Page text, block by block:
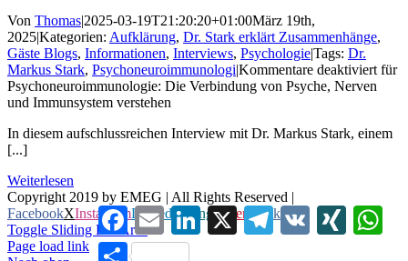
Von Thomas|2025-03-19T21:20:20+01:00März 19th,
2025|Kategorien: Aufklärung, Dr. Stark erklärt Zusammenhänge,
Gäste Blogs, Informationen, Interviews, Psychologie|Tags: Dr.
Markus Stark, Psychoneuroimmunologi|Kommentare deaktiviert für
Psychoneuroimmunologie: Die Verbindung von Psyche, Nerven
und Immunsystem verstehen
In diesem aufschlussreichen Interview mit Dr. Markus Stark, einem
[...]
Weiterlesen
Copyright 2019 by EMEG | All Rights Reserved |
FacebookXInstagramLinkedInXing PinterestVk
Toggle Sliding Bar Area
Page load link
Facebook
Email LinkedIn
X Telegram
VK XING
Teilen